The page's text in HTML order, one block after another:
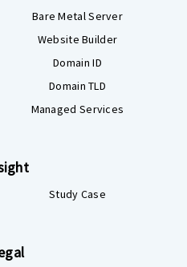
Bare Metal Server
Website Builder
Domain ID
Domain TLD
Managed Services
Study Case